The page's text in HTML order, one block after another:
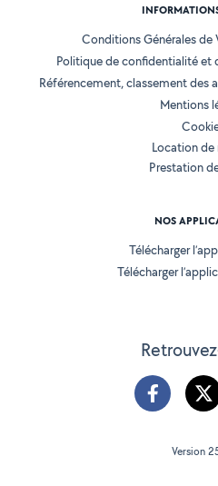
Conditions Générales
Politique de confidentialité et
Référencement, classement des
Mentions
Location de
Prestation
NOS
Télécharger
Télécharger
Version